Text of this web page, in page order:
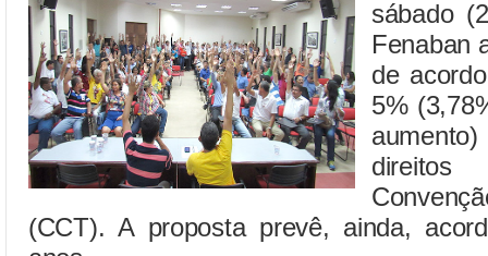
sábado
Fenaban
de
5%
(CCT). A proposta prevê, ainda,